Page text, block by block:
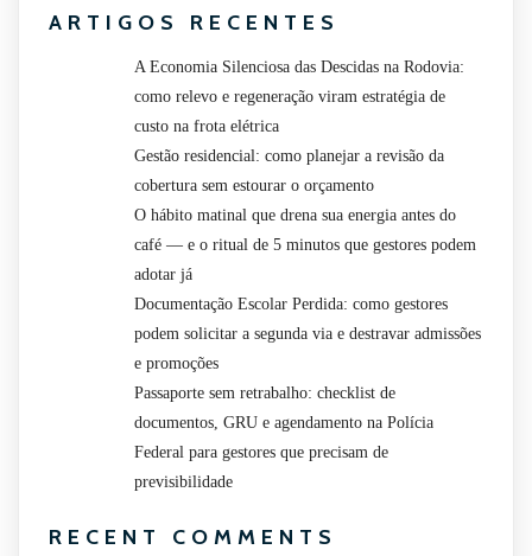
ARTIGOS RECENTES
A Economia Silenciosa das Descidas na Rodovia:
como relevo e regeneração viram estratégia de
custo na frota elétrica
Gestão residencial: como planejar a revisão da
cobertura sem estourar o orçamento
O hábito matinal que drena sua energia antes do
café — e o ritual de 5 minutos que gestores podem
adotar já
Documentação Escolar Perdida: como gestores
podem solicitar a segunda via e destravar admissões
e promoções
Passaporte sem retrabalho: checklist de
documentos, GRU e agendamento na Polícia
Federal para gestores que precisam de
previsibilidade
RECENT COMMENTS